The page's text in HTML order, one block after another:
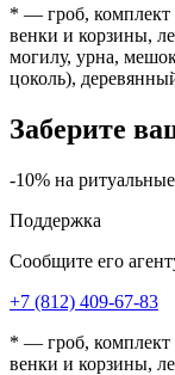
* — гроб, комплект
венки и корзины,
могилу, урна,
цоколь),
Заберите
-10% на
Поддержка
Сообщите его
+7 (812) 409-67-83
* — гроб, комплект
венки и корзины,